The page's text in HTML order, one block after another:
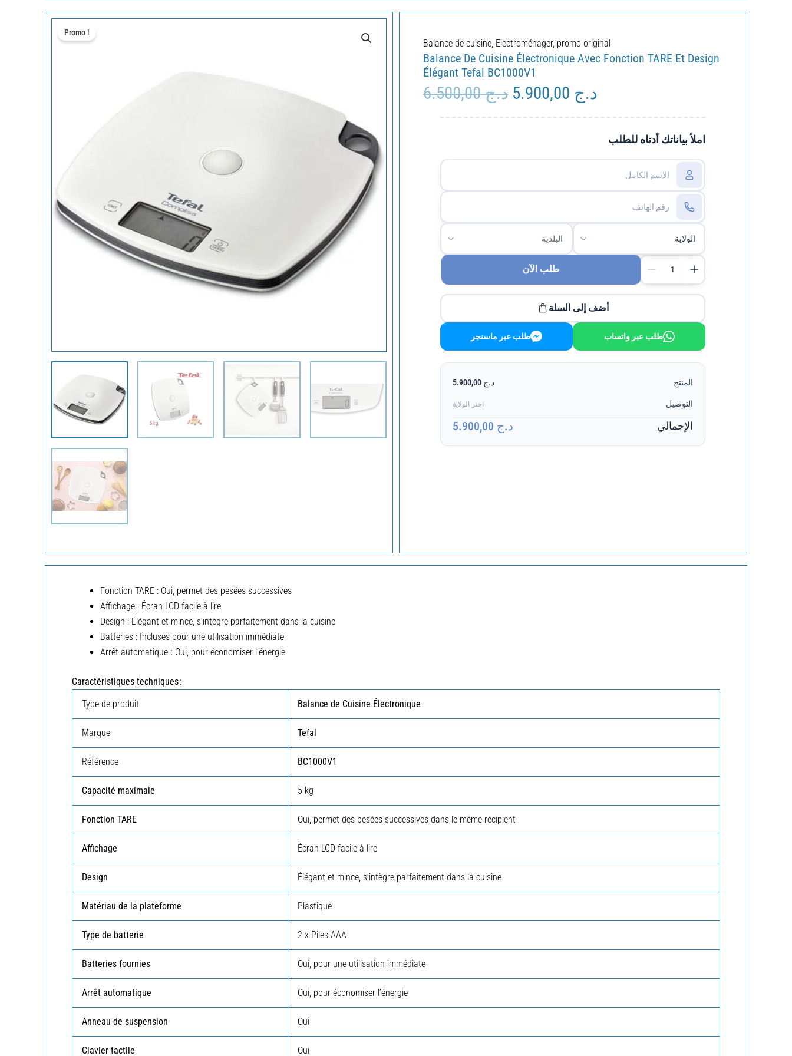
Promo !
Balance de cuisine, Electroménager, promo original
Balance De Cuisine Électronique Avec Fonction TARE Et Design
Élégant Tefal BC1000V1
د.ج6.500,00
Le
initial
د.جLe
actuel
est :
املأ بياناتك أدناه للطلب
طلب الآن
أضف إلى السلة
طلب عبر واتساب طلب عبر ماسنجر
المنتج د.ج 5.900,00
التوصيل اختر الولاية
الإجمالي د.ج 5.900,00
Fonction TARE : Oui, permet des pesées successives
Affichage : Écran LCD facile à lire
Design : Élégant et mince, s’intègre parfaitement dans la cuisine
Batteries : Incluses pour une utilisation immédiate
Arrêt automatique : Oui, pour économiser l’énergie
Caractéristiques techniques :
Type de produit
Balance de Cuisine Électronique
Marque Tefal
Référence BC1000V1
Capacité maximale 5 kg
Fonction TARE Oui, permet des pesées successives dans le même récipient
Affichage Écran LCD facile à lire
Design Élégant et mince, s’intègre parfaitement dans la cuisine
Matériau de la plateforme Plastique
Type de batterie 2 x Piles AAA
Batteries fournies Oui, pour une utilisation immédiate
Arrêt automatique Oui, pour économiser l’énergie
Anneau de suspension Oui
Clavier tactile Oui